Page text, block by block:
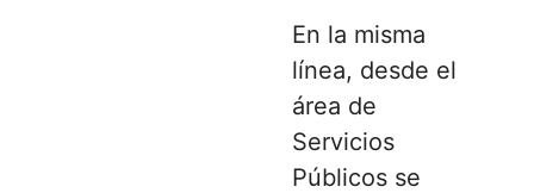
En la misma
línea, desde el
área de
Servicios
Públicos se